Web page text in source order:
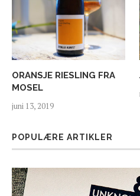
ORANSJE RIESLING FRA
MOSEL
juni 13, 2019
POPULÆRE ARTIKLER